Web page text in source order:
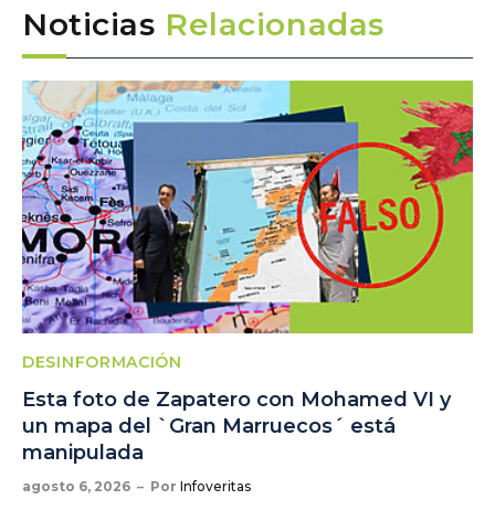
Noticias Relacionadas
DESINFORMACIÓN
Esta foto de Zapatero con Mohamed VI y
un mapa del `Gran Marruecos´ está
manipulada
agosto 6, 2026 Por Infoveritas